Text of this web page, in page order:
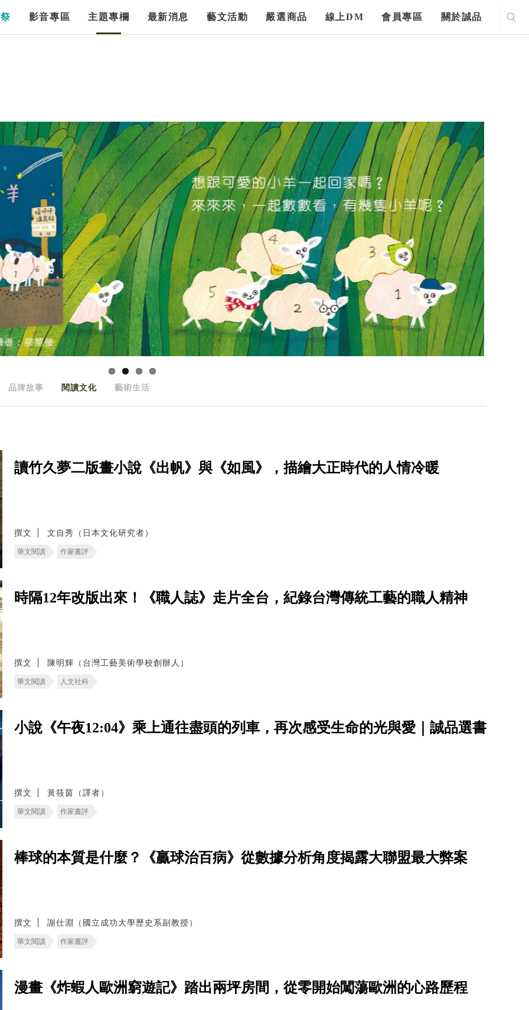
影音專區 主題專欄 最新消息 藝文活動 嚴選商品 線上DM 會員專區 關於誠品
品牌故事 閱讀文化 藝術生活
讀竹久夢二版畫小說《出帆》與《如風》，描繪大正時代的人情冷暖
撰文 文自秀（日本文化研究者）
華文閱讀 作家書評
時隔12年改版出來！《職人誌》走片全台，紀錄台灣傳統工藝的職人精神
撰文 陳明輝（台灣工藝美術學校創辦人）
華文閱讀 人文社科
小說《午夜12:04》乘上通往盡頭的列車，再次感受生命的光與愛｜誠品選書
撰文 黃筱茵（譯者）
華文閱讀 作家書評
棒球的本質是什麼？《贏球治百病》從數據分析角度揭露大聯盟最大弊案
撰文 謝仕淵（國立成功大學歷史系副教授）
華文閱讀 作家書評
漫畫《炸蝦人歐洲窮遊記》踏出兩坪房間，從零開始闖蕩歐洲的心路歷程